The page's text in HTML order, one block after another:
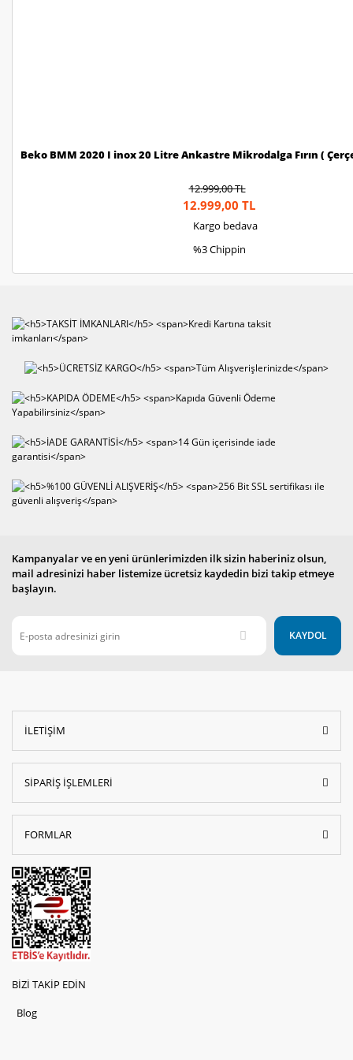
Beko BMM 2020 I inox 20 Litre Ankastre Mikrodalga Fırın (
12.999,00 TL
12.999,00 TL
Kargo bedava
%3 Chippin
Kampanyalar ve en yeni ürünlerimizden ilk sizin haberiniz olsun,
mail adresinizi haber listemize ücretsiz kaydedin bizi takip etmeye
başlayın.
KAYDOL
İLETİŞİM
SİPARİŞ İŞLEMLERİ
FORMLAR
BİZİ TAKİP EDİN
Blog